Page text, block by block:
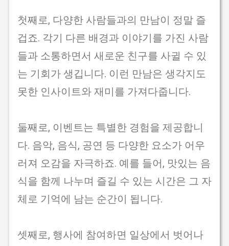
첫째로, 다양한 사람들과의 만남이 정말 즐
겁죠. 각기 다른 배경과 이야기를 가진 사람
들과 소통하면서 새로운 친구를 사귈 수 있
는 기회가 생깁니다. 이런 만남은 생각지도
못한 인사이트와 재미를 가져다줍니다.
둘째로, 이벤트는 특별한 경험을 제공합니
다. 음악, 음식, 공연 등 다양한 요소가 어우
러져 오감을 자극하죠. 예를 들어, 맛있는 음
식을 함께 나누며 즐길 수 있는 시간은 그 자
체로 기억에 남는 순간이 됩니다.
셋째로, 행사에 참여하면 일상에서 벗어나